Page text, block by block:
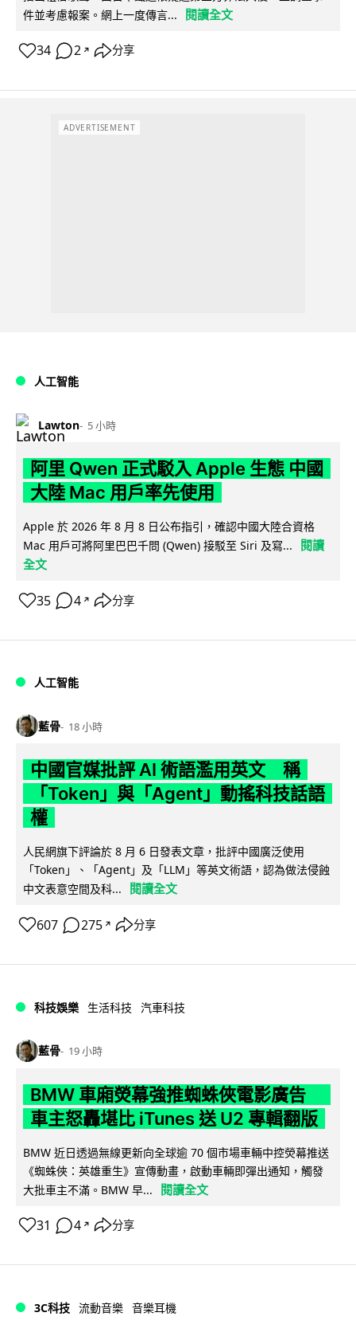
件並考慮報案。網上一度傳言...
閱讀全文
34 2 ↗ 分享
ADVERTISEMENT
人工智能
Lawton 5 小時
阿里 Qwen 正式駁入 Apple 生態 中國
大陸 Mac 用戶率先使用
Apple 於 2026 年 8 月 8 日公布指引，確認中國大陸合資格
Mac 用戶可將阿里巴巴千問 (Qwen) 接駁至 Siri 及寫...
閱讀
全文
35 4 ↗ 分享
人工智能
藍骨 18 小時
中國官媒批評 AI 術語濫用英文 稱
「Token」與「Agent」動搖科技話語
權
人民網旗下評論於 8 月 6 日發表文章，批評中國廣泛使用
「Token」、「Agent」及「LLM」等英文術語，認為做法侵蝕
中文表意空間及科...
閱讀全文
607 275 ↗ 分享
科技娛樂 生活科技 汽車科技
藍骨 19 小時
BMW 車廂熒幕強推蜘蛛俠電影廣告
車主怒轟堪比 iTunes 送 U2 專輯翻版
BMW 近日透過無線更新向全球逾 70 個市場車輛中控熒幕推送
《蜘蛛俠：英雄重生》宣傳動畫，啟動車輛即彈出通知，觸發
大批車主不滿。BMW 早...
閱讀全文
31 4 ↗ 分享
3C科技 流動音樂 音樂耳機